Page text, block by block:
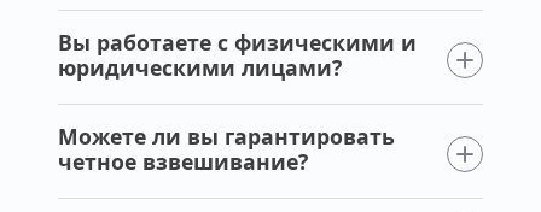
Вы работаете с физическими и
юридическими лицами?
Можете ли вы гарантировать
четное взвешивание?